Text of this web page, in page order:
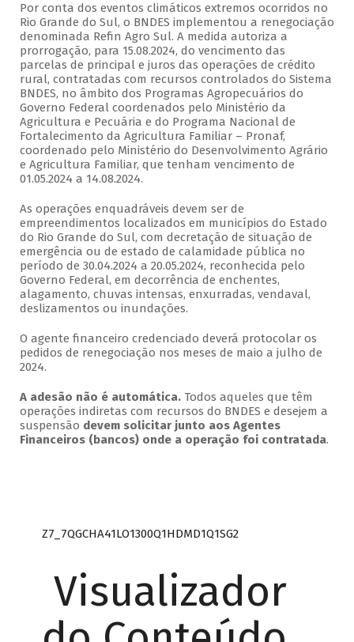
Por conta dos eventos climáticos extremos ocorridos no
Rio Grande do Sul, o BNDES implementou a renegociação
denominada Refin Agro Sul. A medida autoriza a
prorrogação, para 15.08.2024, do vencimento das
parcelas de principal e juros das operações de crédito
rural, contratadas com recursos controlados do Sistema
BNDES, no âmbito dos Programas Agropecuários do
Governo Federal coordenados pelo Ministério da
Agricultura e Pecuária e do Programa Nacional de
Fortalecimento da Agricultura Familiar – Pronaf,
coordenado pelo Ministério do Desenvolvimento Agrário
e Agricultura Familiar, que tenham vencimento de
01.05.2024 a 14.08.2024.
As operações enquadráveis devem ser de
empreendimentos localizados em municípios do Estado
do Rio Grande do Sul, com decretação de situação de
emergência ou de estado de calamidade pública no
período de 30.04.2024 a 20.05.2024, reconhecida pelo
Governo Federal, em decorrência de enchentes,
alagamento, chuvas intensas, enxurradas, vendaval,
deslizamentos ou inundações.
O agente financeiro credenciado deverá protocolar os
pedidos de renegociação nos meses de maio a julho de
2024.
A adesão não é automática.Todos aqueles que têm
operações indiretas com recursos do BNDES e desejem a
suspensão devem solicitar junto aos Agentes
Financeiros (bancos) onde a operação foi contratada.
Z7_7QGCHA41LO1300Q1HDMD1Q1SG2
Visualizador